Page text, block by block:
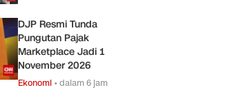
DJP Resmi Tunda
Pungutan Pajak
Marketplace Jadi 1
November 2026
Ekonomi •dalam 6 jam